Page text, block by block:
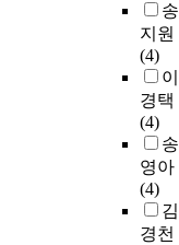
송
지원
(4)
이
경택
(4)
송
영아
(4)
김
경천